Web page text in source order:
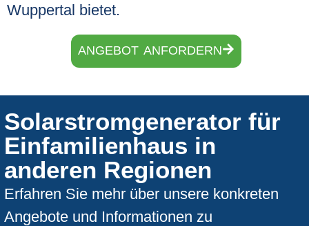
Wuppertal bietet.
ANGEBOT ANFORDERN
Solarstromgenerator für
Einfamilienhaus in
anderen Regionen
Erfahren Sie mehr über unsere konkreten
Angebote und Informationen zu